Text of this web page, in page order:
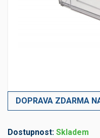
DOPRAVA ZDARMA
Dostupnost: Skladem